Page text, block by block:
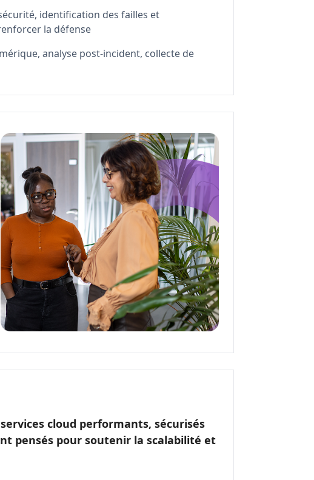
identification des failles et
la défense
analyse post-incident, collecte de
cloud performants, sécurisés
pensés pour soutenir la scalabilité et